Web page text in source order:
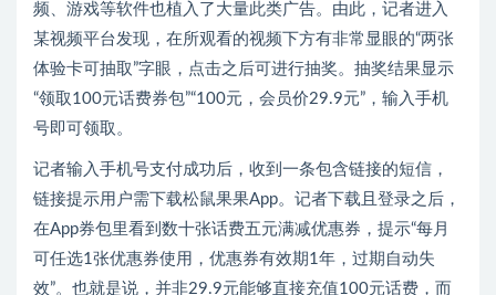
频、游戏等软件也植入了大量此类广告。由此，记者进入
某视频平台发现，在所观看的视频下方有非常显眼的“两张
体验卡可抽取”字眼，点击之后可进行抽奖。抽奖结果显示
“领取100元话费券包”“100元，会员价29.9元”，输入手机
号即可领取。
记者输入手机号支付成功后，收到一条包含链接的短信，
链接提示用户需下载松鼠果果App。记者下载且登录之后，
在App券包里看到数十张话费五元满减优惠券，提示“每月
可任选1张优惠券使用，优惠券有效期1年，过期自动失
效”。也就是说，并非29.9元能够直接充值100元话费，而